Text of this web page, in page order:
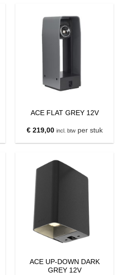
ACE FLAT GREY 12V
€219,00 incl. btwper stuk
ACE UP-DOWN DARK
GREY 12V